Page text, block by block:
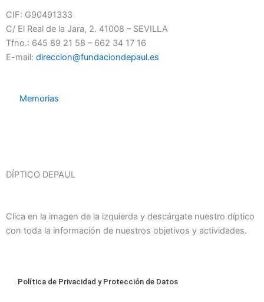
CIF: G90491333
C/ El Real de la Jara, 2. 41008 – SEVILLA
Tfno.: 645 89 21 58 – 662 34 17 16
E-mail: direccion@fundaciondepaul.es
Memorias
DÍPTICO DEPAUL
Clica en la imagen de la izquierda y descárgate nuestro díptico
con toda la información de nuestros objetivos y actividades.
Política de Privacidad y Protección de Datos